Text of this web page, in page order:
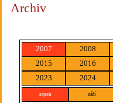
Archiv
2007 2008
2015
2016
2023
2024
srpen září